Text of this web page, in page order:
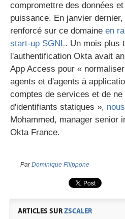
compromettre des données
puissance. En janvier
renforcé sur ce domaine en
start-up SGNL. Un mois plus
l'authentification Okta avait
App Access pour «
agents et d'agents à
comptes de services et de
d'identifiants statiques »,
Mohammed, manager senior
Okta France.
ParDominique Filippone
ARTICLES SURZSCALER